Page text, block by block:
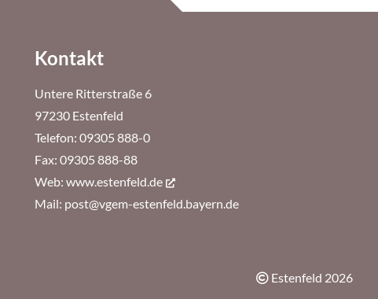
Kontakt
Untere Ritterstraße 6
97230 Estenfeld
Telefon: 09305 888-0
Fax: 09305 888-88
Web: www.estenfeld.de
Mail: post@vgem-estenfeld.bayern.de
Estenfeld 2026